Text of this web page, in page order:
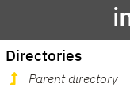
Directories
Parent directory